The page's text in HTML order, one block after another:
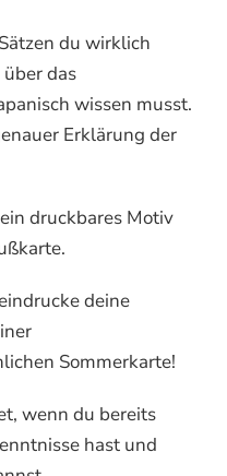
du wirklich
das
wissen musst.
Erklärung der
druckbares Motiv
deine
Sommerkarte!
wenn du bereits
hast und